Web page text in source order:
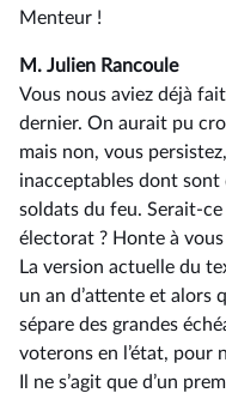
Menteur !
M. Julien Rancoule
Vous nous aviez déjà
dernier. On aurait pu
mais non, vous
inacceptables dont
soldats du feu. Serait-
électorat ? Honte à vous
La version actuelle du
un an d’attente et alors
sépare des grandes
voterons en l’état, pour
Il ne s’agit que d’un